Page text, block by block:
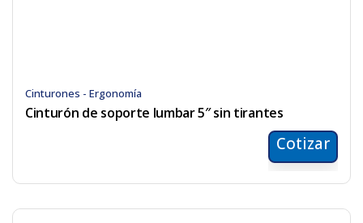
Cinturones - Ergonomía
Cinturón de soporte lumbar 5″ sin tirantes
Cotizar